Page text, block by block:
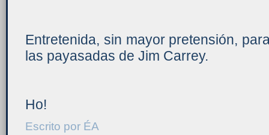
Entretenida, sin mayor pretensión,
las payasadas de Jim Carrey.
Ho!
Escrito por ÉA